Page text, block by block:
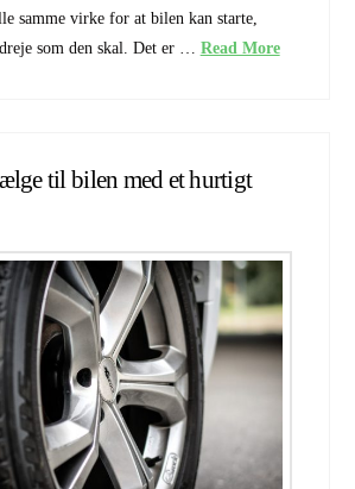
samme virke for at bilen kan starte,
som den skal. Det er … Read More
til bilen med et hurtigt